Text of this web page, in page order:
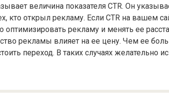
величина показателя CTR. Он
кто открыл рекламу. Если CTR на вашем
рекламу и менять ее
рекламы влияет на ее цену. Чем ее
переход. В таких случаях желательно